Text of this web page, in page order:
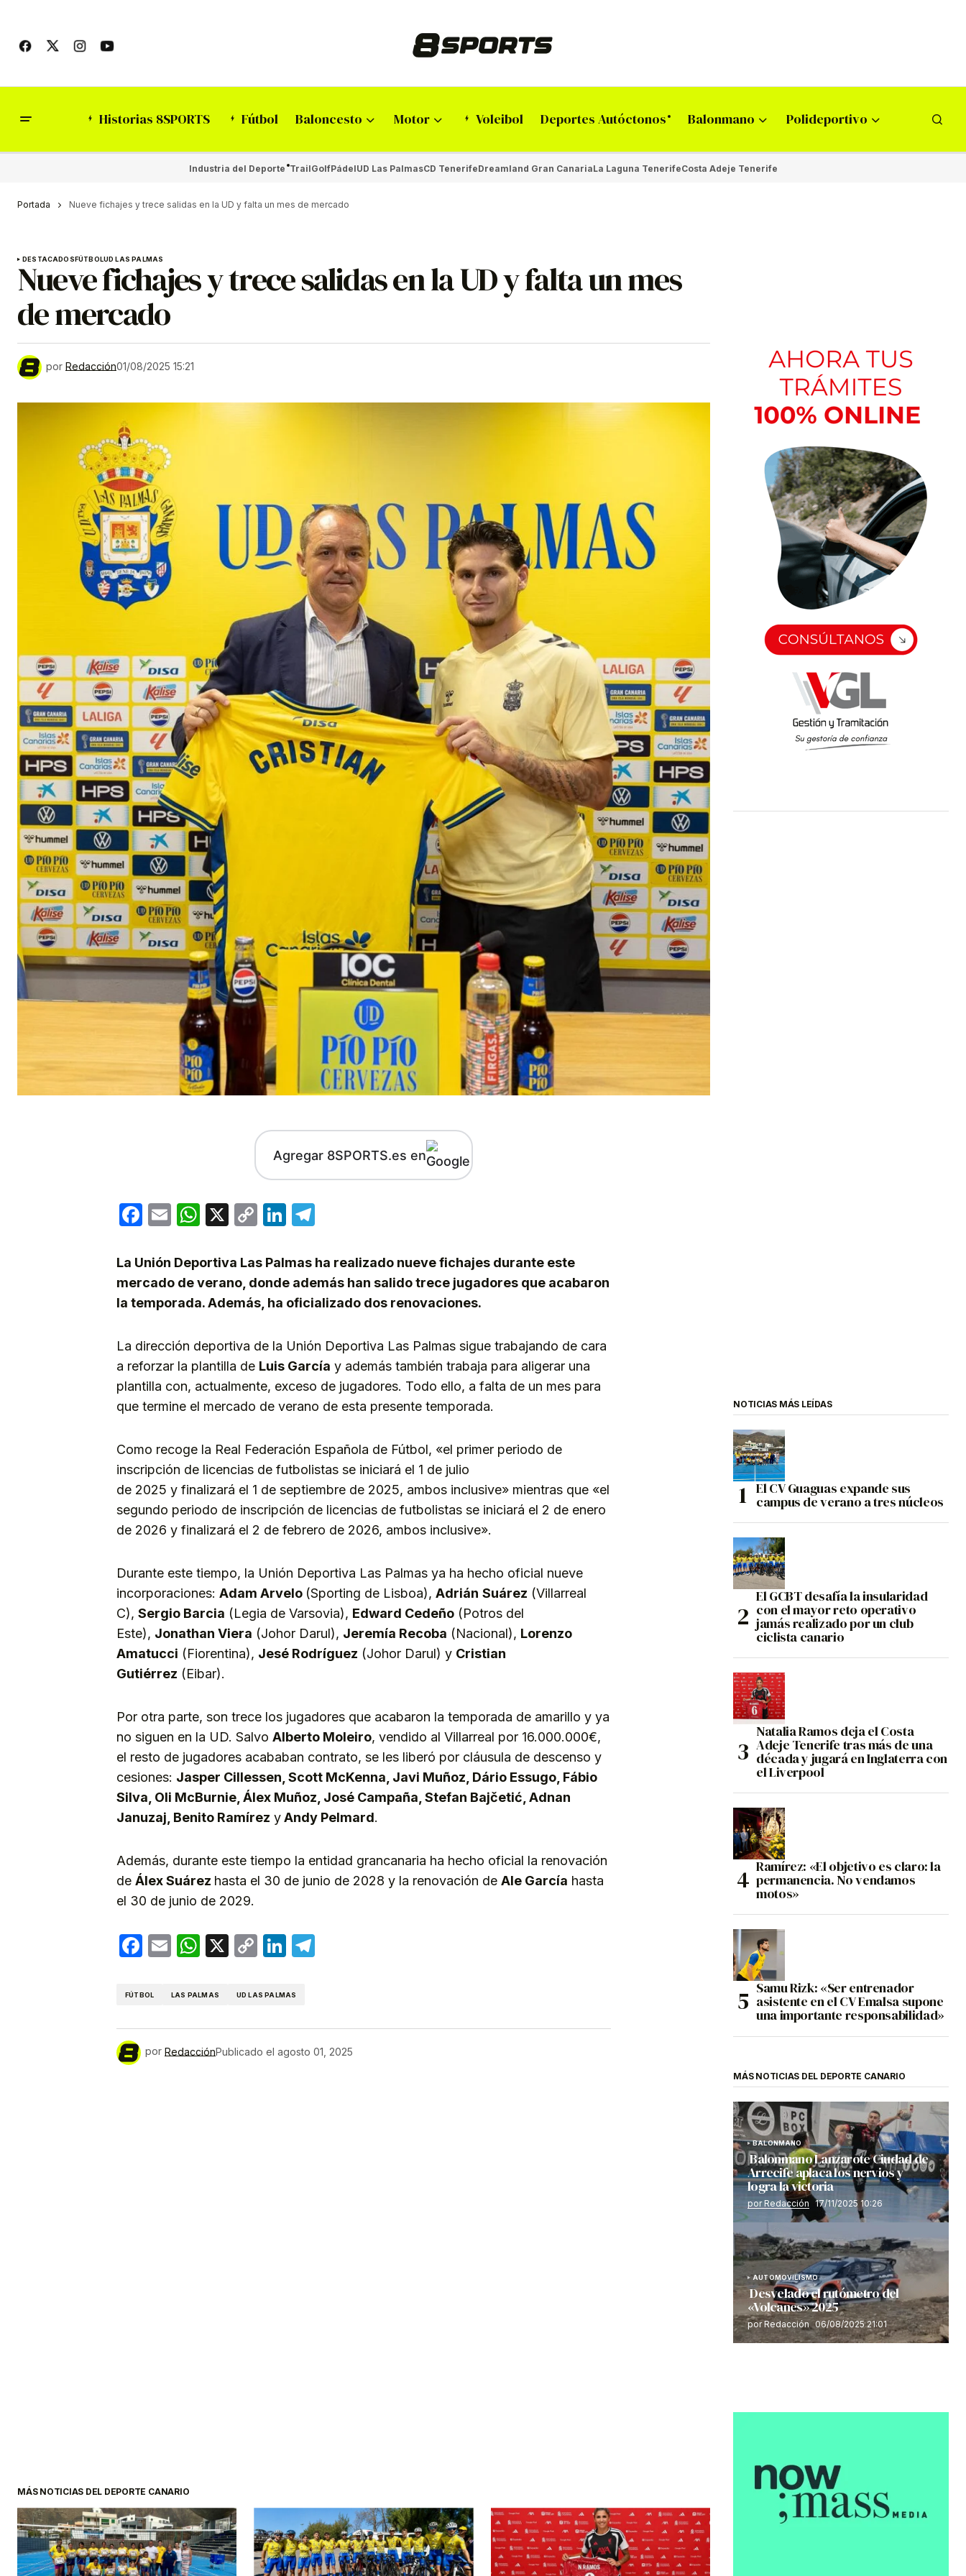
Historias 8SPORTS Fútbol Baloncesto Motor Voleibol Deportes Autóctonos Balonmano Polideportivo
Industria del Deporte TrailGolfPádelUD Las PalmasCD TenerifeDreamland Gran CanariaLa Laguna TenerifeCosta Adeje Tenerife
Portada Nueve fichajes y trece salidas en la UD y falta un mes de mercado
DESTACADOSFÚTBOLUD LAS PALMAS
Nueve fichajes y trece salidas en la UD y falta un mes
de mercado
por Redacción01/08/2025 15:21
Agregar 8SPORTS.es en
Facebook
EmailWhatsApp
X
CopyLinkedIn
La Unión Deportiva Las Palmas ha realizado nueve fichajes durante este
mercado de verano, donde además han salido trece jugadores que acabaron
la temporada. Además, ha oficializado dos renovaciones.
La dirección deportiva de la Unión Deportiva Las Palmas sigue trabajando de cara
a reforzar la plantilla de Luis García y además también trabaja para aligerar una
plantilla con, actualmente, exceso de jugadores. Todo ello, a falta de un mes para
que termine el mercado de verano de esta presente temporada.
Como recoge la Real Federación Española de Fútbol, «el primer periodo de
inscripción de licencias de futbolistas se iniciará el 1 de julio
de 2025 y finalizará el 1 de septiembre de 2025, ambos inclusive» mientras que «el
segundo periodo de inscripción de licencias de futbolistas se iniciará el 2 de enero
de 2026 y finalizará el 2 de febrero de 2026, ambos inclusive».
Durante este tiempo, la Unión Deportiva Las Palmas ya ha hecho oficial nueve
incorporaciones: Adam Arvelo (Sporting de Lisboa), Adrián Suárez (Villarreal
C), Sergio Barcia (Legia de Varsovia), Edward Cedeño (Potros del
Este), Jonathan Viera (Johor Darul), Jeremía Recoba (Nacional), Lorenzo
Amatucci (Fiorentina), Jesé Rodríguez (Johor Darul) y Cristian
Gutiérrez (Eibar).
Por otra parte, son trece los jugadores que acabaron la temporada de amarillo y ya
no siguen en la UD. Salvo Alberto Moleiro, vendido al Villarreal por 16.000.000€,
el resto de jugadores acababan contrato, se les liberó por cláusula de descenso y
cesiones: Jasper Cillessen, Scott McKenna, Javi Muñoz, Dário Essugo, Fábio
Silva, Oli McBurnie, Álex Muñoz, José Campaña, Stefan Bajčetić, Adnan
Januzaj, Benito Ramírez yAndy Pelmard.
Además, durante este tiempo la entidad grancanaria ha hecho oficial la renovación
de Álex Suárez hasta el 30 de junio de 2028 y la renovación de Ale García hasta
el 30 de junio de 2029.
Facebook
EmailWhatsApp
X
CopyLinkedIn
FÚTBOL LAS PALMAS UD LAS PALMAS
por RedacciónPublicado el agosto 01, 2025
MÁS NOTICIAS DEL DEPORTE CANARIO
NOTICIAS MÁS LEÍDAS
El CV Guaguas expande sus
campus de verano a tres núcleos
El GCBT desafía la insularidad
con el mayor reto operativo
jamás realizado por un club
ciclista canario
Natalia Ramos deja el Costa
Adeje Tenerife tras más de una
década y jugará en Inglaterra con
el Liverpool
Ramírez: «El objetivo es claro: la
permanencia. No vendamos
motos»
Samu Rizk: «Ser entrenador
asistente en el CV Emalsa supone
una importante responsabilidad»
MÁS NOTICIAS DEL DEPORTE CANARIO
BALONMANO
Balonmano Lanzarote Ciudad de
Arrecife aplaca los nervios y
logra la victoria
por Redacción 17/11/2025 10:26
AUTOMOVILISMO
Desvelado el rutómetro del
«Volcanes» 2025
por Redacción 06/08/2025 21:01